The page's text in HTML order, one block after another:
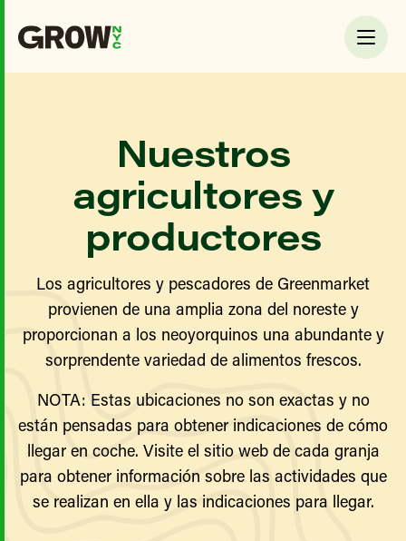
Nuestros
agricultores y
productores
Los agricultores y pescadores de Greenmarket
provienen de una amplia zona del noreste y
proporcionan a los neoyorquinos una abundante y
sorprendente variedad de alimentos frescos.
NOTA: Estas ubicaciones no son exactas y no
están pensadas para obtener indicaciones de cómo
llegar en coche. Visite el sitio web de cada granja
para obtener información sobre las actividades que
se realizan en ella y las indicaciones para llegar.